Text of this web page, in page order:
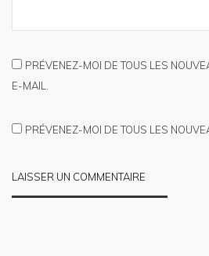
PRÉVENEZ-MOI DE TOUS LES
E-MAIL.
PRÉVENEZ-MOI DE TOUS LES